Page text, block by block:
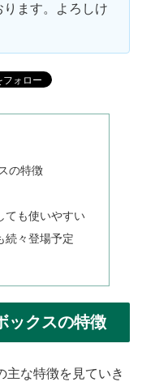
ます。よろしけ
の特徴
ても使いやすい
続々登場予定
ックスの特徴
主な特徴を見ていき